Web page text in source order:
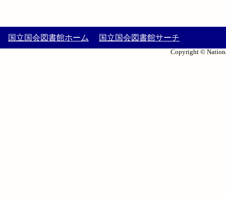
国立国会図書館ホーム 国立国会図書館サーチ
Copyright ©